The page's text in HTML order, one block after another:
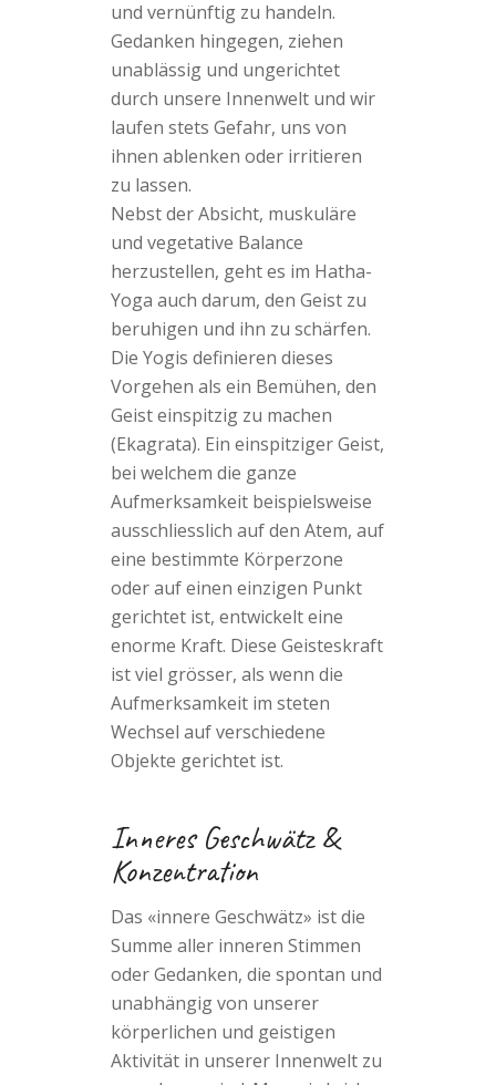
und vernünftig zu handeln.
Gedanken hingegen, ziehen
unablässig und ungerichtet
durch unsere Innenwelt und wir
laufen stets Gefahr, uns von
ihnen ablenken oder irritieren
zu lassen.
Nebst der Absicht, muskuläre
und vegetative Balance
herzustellen, geht es im Hatha-
Yoga auch darum, den Geist zu
beruhigen und ihn zu schärfen.
Die Yogis definieren dieses
Vorgehen als ein Bemühen, den
Geist einspitzig zu machen
(Ekagrata). Ein einspitziger Geist,
bei welchem die ganze
Aufmerksamkeit beispielsweise
ausschliesslich auf den Atem, auf
eine bestimmte Körperzone
oder auf einen einzigen Punkt
gerichtet ist, entwickelt eine
enorme Kraft. Diese Geisteskraft
ist viel grösser, als wenn die
Aufmerksamkeit im steten
Wechsel auf verschiedene
Objekte gerichtet ist.
Inneres Geschwätz &
Konzentration
Das «innere Geschwätz» ist die
Summe aller inneren Stimmen
oder Gedanken, die spontan und
unabhängig von unserer
körperlichen und geistigen
Aktivität in unserer Innenwelt zu